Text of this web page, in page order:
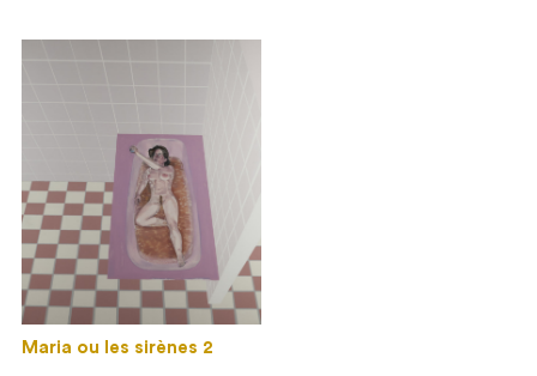
Maria ou les sirènes 2